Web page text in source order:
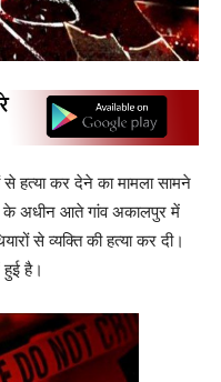
हत्या कर देने का मामला सामने
के अधीन आते गांव अकालपुर में
से व्यक्ति की हत्या कर दी।
है।